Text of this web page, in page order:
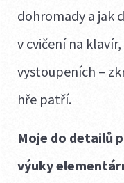
dohromady a jak
v cvičení na
vystoupeních –
hře patří.
Moje do detailů
výuky